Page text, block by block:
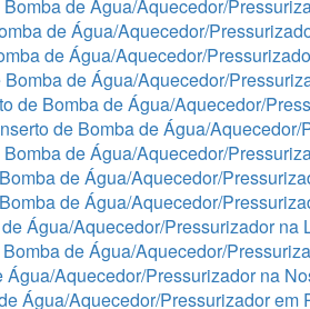
de Água/Aquecedor/
de Água/Aquecedor/
de Água/Aquecedor/
de Água/Aquecedor/
de Bomba de Água/Aquecedor/
de Bomba de Água/
de Água/Aquecedor/
de Água/Aquecedor/
de Água/Aquecedor/
Água/Aquecedor/Pressurizador na
de Água/Aquecedor/
Aquecedor/Pressurizador na
Água/Aquecedor/Pressurizador em